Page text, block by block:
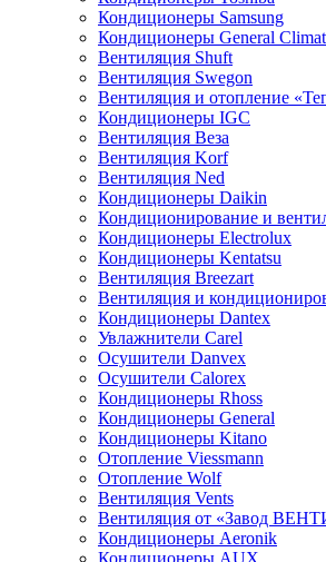
Кондиционеры Samsung
Кондиционеры General
Вентиляция Shuft
Вентиляция Swegon
Вентиляция и отопление
Кондиционеры IGC
Вентиляция Веза
Вентиляция Korf
Вентиляция Ned
Кондиционеры Daikin
Кондиционирование и
Кондиционеры Electrolux
Кондиционеры Kentatsu
Вентиляция Breezart
Вентиляция и
Кондиционеры Dantex
Увлажнители Carel
Осушители Danvex
Осушители Calorex
Кондиционеры Rhoss
Кондиционеры General
Кондиционеры Kitano
Отопление Viessmann
Отопление Wolf
Вентиляция Vents
Вентиляция от «Завод
Кондиционеры Aeronik
Кондиционеры AUX